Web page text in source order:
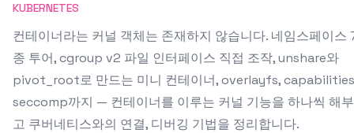
KUBERNETES
컨테이너라는 커널 객체는 존재하지 않습니다. 네임스페이스
종 투어, cgroup v2 파일 인터페이스 직접 조작, unshare와
pivot_root로 만드는 미니 컨테이너, overlayfs,
seccomp까지 — 컨테이너를 이루는 커널 기능을 하나씩 해
고 쿠버네티스와의 연결, 디버깅 기법을 정리합니다.